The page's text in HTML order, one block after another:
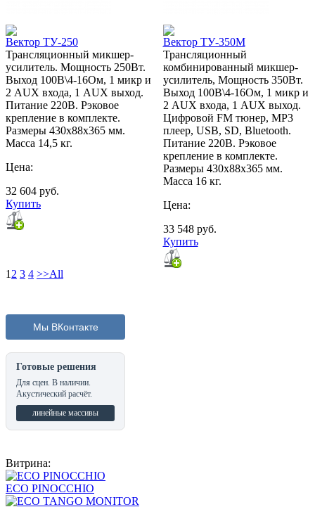
Вектор ТУ-250
Трансляционный микшер-
усилитель. Мощность 250Вт.
Выход 100В\4-16Ом, 1 микр и
2 AUX входа, 1 AUX выход.
Питание 220В. Рэковое
крепление в комплекте.
Размеры 430х88х365 мм.
Масса 14,5 кг.
Цена:
32 604 руб.
Купить
Вектор ТУ-350М
Трансляционный
комбинированный микшер-
усилитель, Мощность 350Вт.
Выход 100В\4-16Ом, 1 микр и
2 AUX входа, 1 AUX выход.
Цифровой FM тюнер, MP3
плеер, USB, SD, Bluetooth.
Питание 220В. Рэковое
крепление в комплекте.
Размеры 430х88х365 мм.
Масса 16 кг.
Цена:
33 548 руб.
Купить
1 2 3 4 >>All
Мы ВКонтакте
Готовые решения
Для сцен. В наличии.
Акустический расчёт.
линейные массивы
Витрина:
ECO PINOCCHIO